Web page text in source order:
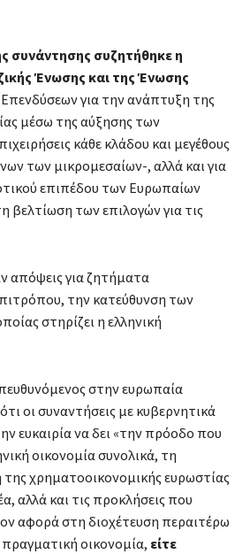
συνάντησης συζητήθηκε η
Ένωσης και της Ένωσης
Επενδύσεων για την ανάπτυξη της
μέσω της αύξησης των
κάθε κλάδου και μεγέθους
των μικρομεσαίων-, αλλά και για
επιπέδου των Ευρωπαίων
βελτίωση των επιλογών για τις
απόψεις για ζητήματα
την κατεύθυνση των
στηρίζει η ελληνική
στην ευρωπαία
οι συναντήσεις με κυβερνητικά
ευκαιρία να δει «την πρόοδο που
οικονομία συνολικά, τη
χρηματοοικονομικής ευρωστίας
αλλά και τις προκλήσεις που
αφορά στη διοχέτευση περαιτέρω
οικονομία, είτε